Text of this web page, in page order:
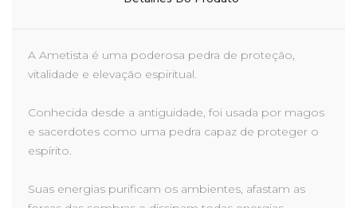
A Ametista é uma poderosa pedra de proteção,
vitalidade e elevação espiritual.
Conhecida desde a antiguidade, foi usada por magos
e sacerdotes como uma pedra capaz de proteger o
espírito.
Suas energias purificam os ambientes, afastam as